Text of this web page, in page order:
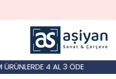
4 AL 3 ÖDE